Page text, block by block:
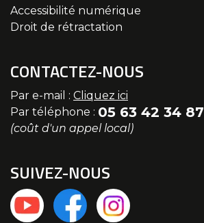
Accessibilité numérique
Droit de rétractation
CONTACTEZ-NOUS
Par e-mail : Cliquez ici
Par téléphone : 05 63 42 34 87
(coût d'un appel local)
SUIVEZ-NOUS